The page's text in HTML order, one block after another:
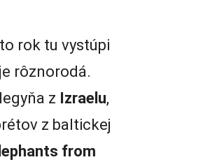
rok tu vystúpi
rôznorodá.
z Izraelu,
z baltickej
from